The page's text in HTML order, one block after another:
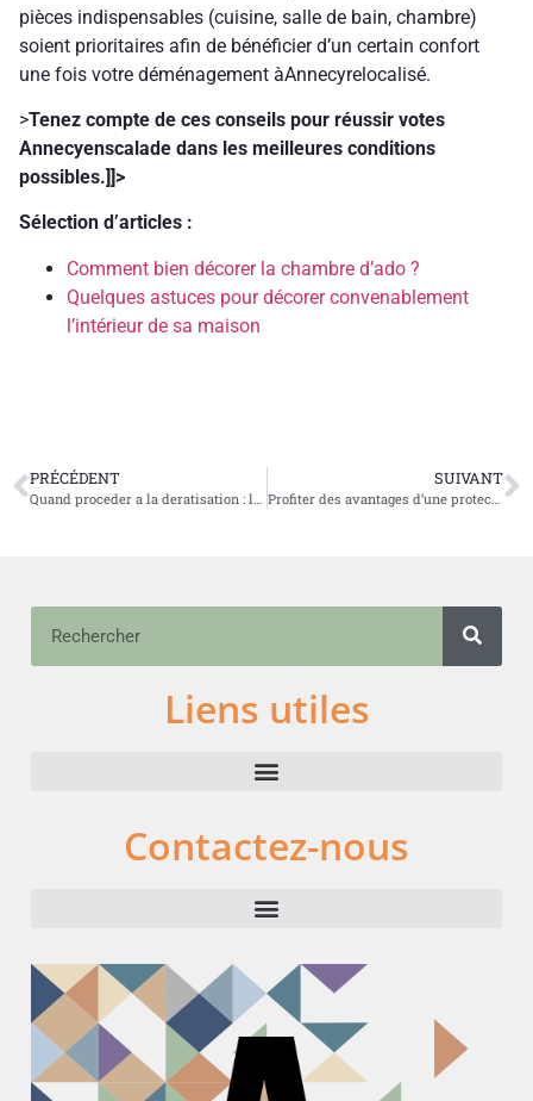
pièces indispensables (cuisine, salle de bain, chambre)
soient prioritaires afin de bénéficier d’un certain confort
une fois votre déménagement àAnnecyrelocalisé.
>Tenez compte de ces conseils pour réussir votes
Annecyenscalade dans les meilleures conditions
possibles.]]>
Sélection d’articles :
Comment bien décorer la chambre d’ado ?
Quelques astuces pour décorer convenablement
l’intérieur de sa maison
PRÉCÉDENT SUIVANT
Profiter des avantages d’une protection solaire avec voile sur mesure
Liens utiles
Contactez-nous